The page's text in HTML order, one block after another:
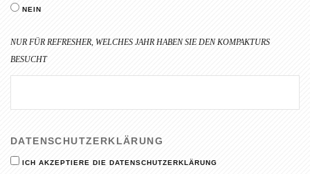
NEIN
NUR FÜR REFRESHER, WELCHES JAHR HABEN SIE DEN KOMPAKTURS
BESUCHT
DATENSCHUTZERKLÄRUNG
ICH AKZEPTIERE DIE DATENSCHUTZERKLÄRUNG